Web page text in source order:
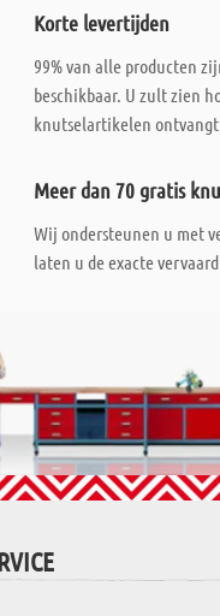
Korte levertijden
99% van alle producten
beschikbaar. U zult zien
knutselartikelen
Meer dan 70 gratis
Wij ondersteunen u met
laten u de exacte